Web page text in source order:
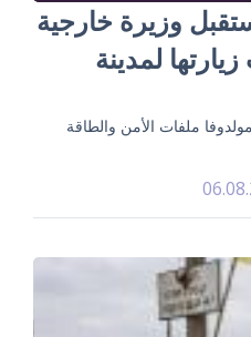
وزيرة خارجية
لمدينة
ملفات الأمن والطاقة